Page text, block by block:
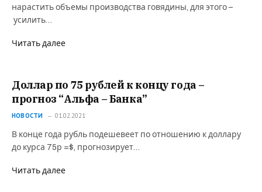
нарастить объемы производства говядины, для этого –
усилить…
Читать далее
Доллар по 75 рублей к концу года –
прогноз “Альфа – Банка”
НОВОСТИ 01.02.2021
В конце года рубль подешевеет по отношению к доллару
до курса 75р =$, прогнозирует…
Читать далее